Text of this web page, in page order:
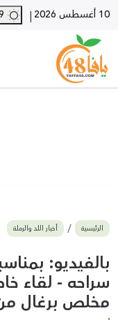
10 أغسطس 2026 |
بيع وشراء
أخبار القدس
وفيات
المزيد
الرئيسية أخبار اللد والرملة
بالفيديو:
سراحه - لقاء
مخلص برغال من